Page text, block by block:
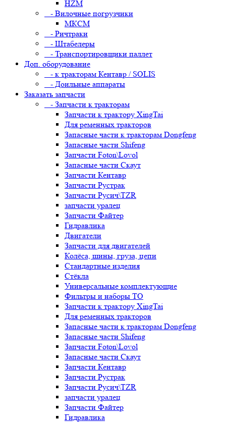
HZM
- Вилочные погрузчики
МКСМ
- Ричтраки
- Штабелеры
- Транспортировщики паллет
Доп. оборудование
- к тракторам Кентавр / SOLIS
- Доильные аппараты
Заказать запчасти
- Запчасти к тракторам
Запчасти к трактору XingTai
Для ременных тракторов
Запасные части к тракторам Dongfeng
Запасные части Shifeng
Запчасти Foton\Lovol
Запасные части Скаут
Запчасти Кентавр
Запчасти Рустрак
Запчасти Русич\TZR
запчасти уралец
Запчасти Файтер
Гидравлика
Двигатели
Запчасти для двигателей
Колёса, шины, груза, цепи
Стандартные изделия
Стёкла
Универсальные комплектующие
Фильтры и наборы ТО
Запчасти к трактору XingTai
Для ременных тракторов
Запасные части к тракторам Dongfeng
Запасные части Shifeng
Запчасти Foton\Lovol
Запасные части Скаут
Запчасти Кентавр
Запчасти Рустрак
Запчасти Русич\TZR
запчасти уралец
Запчасти Файтер
Гидравлика